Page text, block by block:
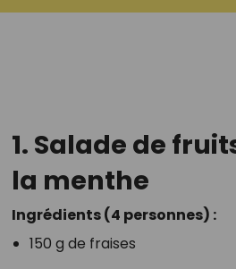
1. Salade de
la menthe
Ingrédients (4 personnes) :
150 g de fraises